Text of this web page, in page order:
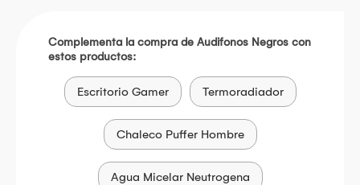
Complementa la compra de Audifonos Negros con
estos productos:
Escritorio Gamer Termoradiador
Chaleco Puffer Hombre
Agua Micelar Neutrogena